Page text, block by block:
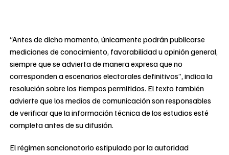
“Antes de dicho momento, únicamente podrán publicarse
mediciones de conocimiento, favorabilidad u opinión general,
siempre que se advierta de manera expresa que no
corresponden a escenarios electorales definitivos”, indica la
resolución sobre los tiempos permitidos. El texto también
advierte que los medios de comunicación son responsables
de verificar que la información técnica de los estudios esté
completa antes de su difusión.
El régimen sancionatorio estipulado por la autoridad